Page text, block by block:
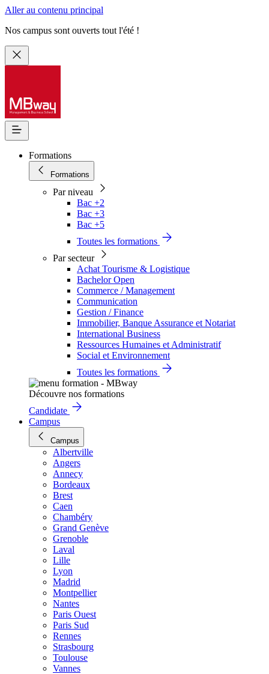
Aller au contenu principal
Nos campus sont ouverts tout l'été !
Formations
Formations
Par niveau
Bac +2
Bac +3
Bac +5
Toutes les formations
Par secteur
Achat Tourisme & Logistique
Bachelor Open
Commerce / Management
Communication
Gestion / Finance
Immobilier, Banque Assurance et Notariat
International Business
Ressources Humaines et Administratif
Social et Environnement
Toutes les formations
Découvre nos formations
Candidate
Campus
Campus
Albertville
Angers
Annecy
Bordeaux
Brest
Caen
Chambéry
Grand Genève
Grenoble
Laval
Lille
Lyon
Madrid
Montpellier
Nantes
Paris Ouest
Paris Sud
Rennes
Strasbourg
Toulouse
Vannes